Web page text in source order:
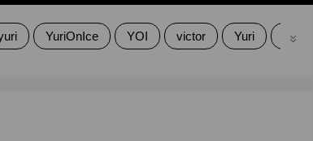
YuriOnIce YOI victor Yuri Victuri